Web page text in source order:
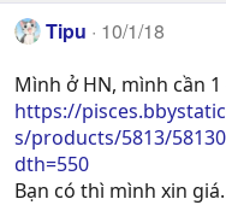
Tipu 10/1/18
Mình ở HN, mình cần
https://
s/products/5813/
dth=550
Bạn có thì mình xin giá.